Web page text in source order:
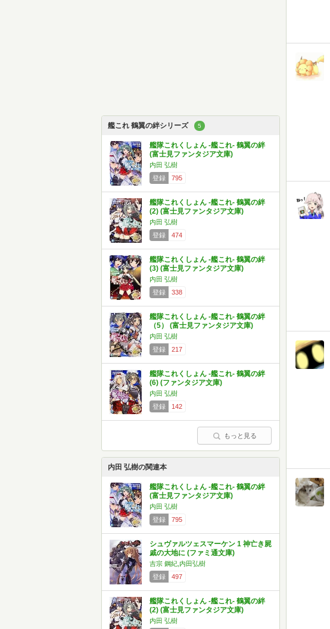
艦これ 鶴翼の絆シリーズ 5
艦隊これくしょん -艦これ- 鶴翼の絆
(富士見ファンタジア文庫)
内田 弘樹
登録
795
艦隊これくしょん -艦これ- 鶴翼の絆
(2) (富士見ファンタジア文庫)
内田 弘樹
登録
474
艦隊これくしょん -艦これ- 鶴翼の絆
(3) (富士見ファンタジア文庫)
内田 弘樹
登録
338
艦隊これくしょん ‐艦これ‐ 鶴翼の絆
（5） (富士見ファンタジア文庫)
内田 弘樹
登録
217
艦隊これくしょん ‐艦これ‐ 鶴翼の絆
(6) (ファンタジア文庫)
内田 弘樹
登録
142
もっと見る
内田 弘樹の関連本
艦隊これくしょん -艦これ- 鶴翼の絆
(富士見ファンタジア文庫)
内田 弘樹
登録
795
シュヴァルツェスマーケン 1 神亡き屍
戚の大地に (ファミ通文庫)
吉宗 鋼紀,内田弘樹
登録
497
艦隊これくしょん -艦これ- 鶴翼の絆
(2) (富士見ファンタジア文庫)
内田 弘樹